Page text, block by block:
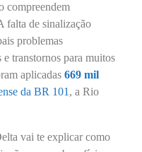
compreendem
falta de sinalização
problemas
transtornos para muitos
aplicadas 669 mil
da BR 101, a Rio
vai te explicar como